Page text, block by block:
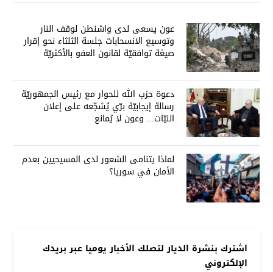
عون يسعى لدى واشنطن لوقف النار
وتوسيع الانسحابات جلسة الثلثاء نحو إقرار
صيغة توافقيّة لقانون العفو بالأكثريّة
دعوة حزب الله للحوار مع رئيس الجمهوريّة
رسالة إيجابيّة برّي يُشجّعه على إعلان
النيّات... وعون لا يُمانع
لماذا يتنامى الشعور لدى المسيحيين بعدم
الأمان في سوريا؟
اشترك بنشرة الديار لتصلك الأخبار يوميا عبر بريدك
الإلكتروني